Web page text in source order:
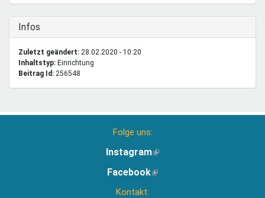
Ausblenden
Infos
Zuletzt geändert: 28.02.2020 - 10:20
Inhaltstyp:
einrichtung
Beitrag Id: 256548
Folge uns:
Instagram(Link
extern)
Facebook(Link
Kontakt: